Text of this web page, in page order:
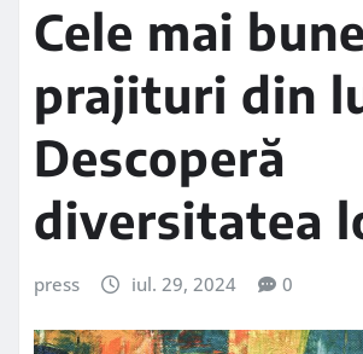
Cele mai bune
prajituri din
Descoperă
diversitatea
press iul. 29, 2024 0